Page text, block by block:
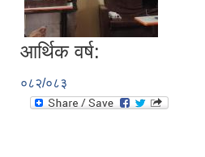
आर्थिक वर्ष:
०८२/०८३